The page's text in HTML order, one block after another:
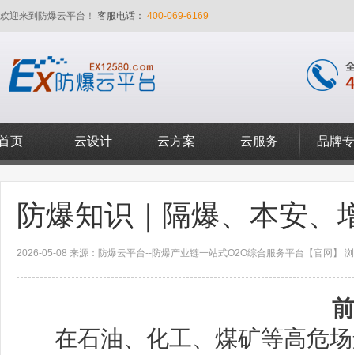
欢迎来到防爆云平台！ 客服电话： 400-069-6169
页 云设计 云方案 云服务 品牌
防爆知识｜隔爆、本安、
2026-05-08 来源：防爆云平台--防爆产业链一站式O2O综合服务平台【官网】
在石油、化工、煤矿等高危